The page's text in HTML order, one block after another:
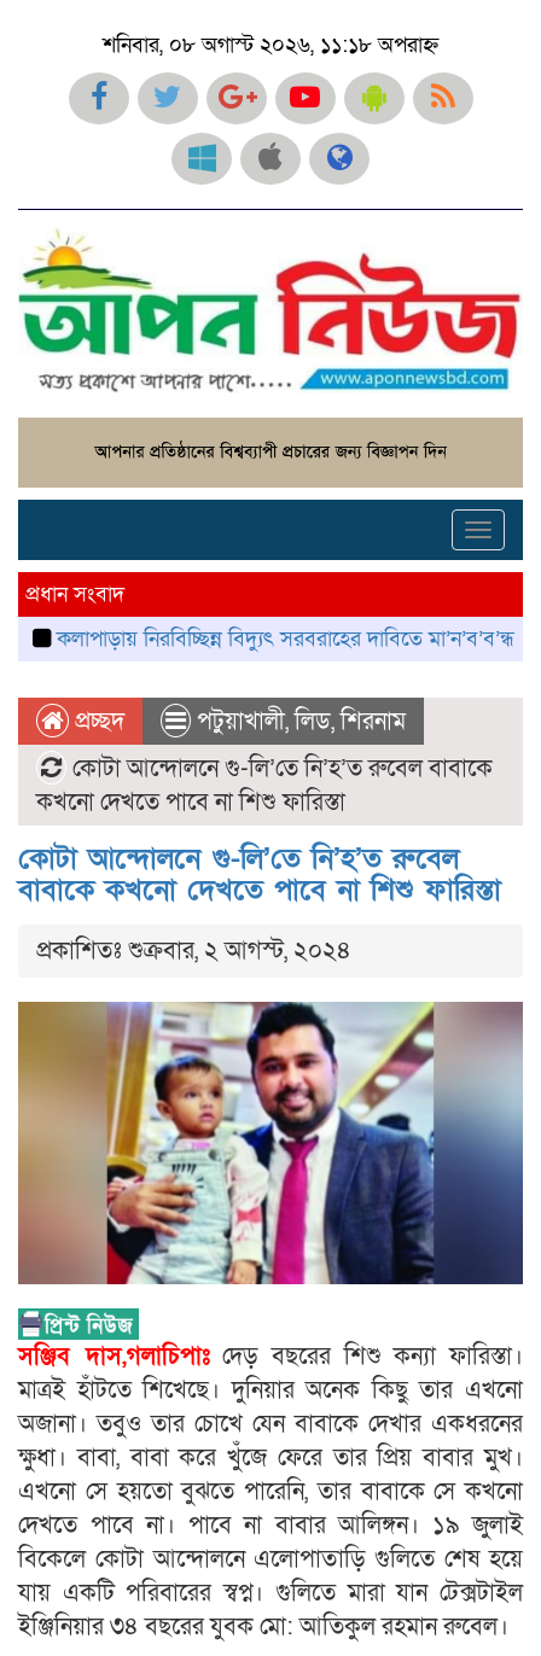
শনিবার, ০৮ অগাস্ট ২০২৬, ১১:১৮ অপরাহ্ন
প্রধান সংবাদ
নিরবিচ্ছিন্ন বিদ্যুৎ সরবরাহের দাবিতে মা’ন’ব’ব’ন্ধ’ন
প্রচ্ছদ পটুয়াখালী,লিড,শিরনাম
কোটা আন্দোলনে গু-লি’তে নি’হ’ত রুবেল বাবাকে
কখনো দেখতে পাবে না শিশু ফারিস্তা
কোটা আন্দোলনে গু-লি’তে নি’হ’ত রুবেল
বাবাকে কখনো দেখতে পাবে না শিশু ফারিস্তা
প্রকাশিতঃ শুক্রবার, ২ আগস্ট, ২০২৪
সঞ্জিব দাস,গলাচিপাঃদেড় বছরের শিশু কন্যা ফারিস্তা।
মাত্রই হাঁটতে শিখেছে। দুনিয়ার অনেক কিছু তার এখনো
অজানা। তবুও তার চোখে যেন বাবাকে দেখার একধরনের
ক্ষুধা। বাবা, বাবা করে খুঁজে ফেরে তার প্রিয় বাবার মুখ।
এখনো সে হয়তো বুঝতে পারেনি, তার বাবাকে সে কখনো
দেখতে পাবে না। পাবে না বাবার আলিঙ্গন। ১৯ জুলাই
বিকেলে কোটা আন্দোলনে এলোপাতাড়ি গুলিতে শেষ হয়ে
যায় একটি পরিবারের স্বপ্ন। গুলিতে মারা যান টেক্সটাইল
ইঞ্জিনিয়ার ৩৪ বছরের যুবক মো: আতিকুল রহমান রুবেল।